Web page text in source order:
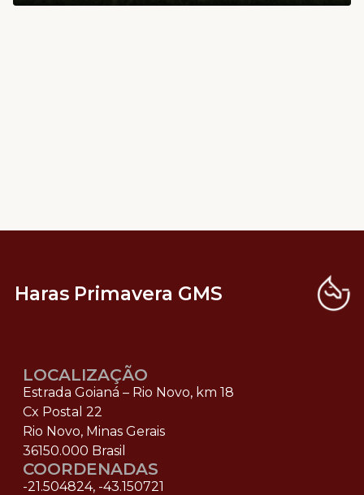
Haras Primavera GMS
LOCALIZAÇÃO
Estrada Goianá – Rio Novo, km 18
Cx Postal 22
Rio Novo, Minas Gerais
36150.000 Brasil
COORDENADAS
-21.504824, -43.150721